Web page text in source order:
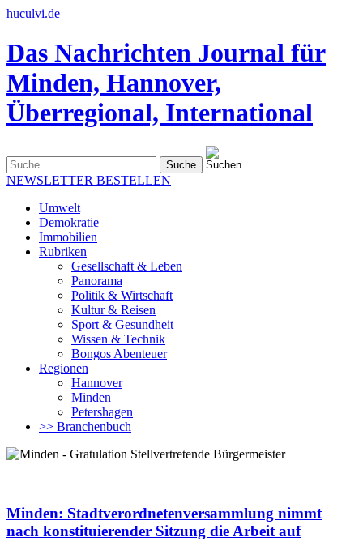
huculvi.de
Das Nachrichten Journal für
Minden, Hannover,
Überregional, International
nach:
NEWSLETTER BESTELLEN
Umwelt
Demokratie
Immobilien
Rubriken
Gesellschaft & Leben
Panorama
Politik & Wirtschaft
Kultur & Reisen
Sport & Gesundheit
Wissen & Technik
Bongos Abenteuer
Regionen
Hannover
Minden
Petershagen
>> Branchenbuch
Minden: Stadtverordnetenversammlung nimmt
nach konstituierender Sitzung die Arbeit auf